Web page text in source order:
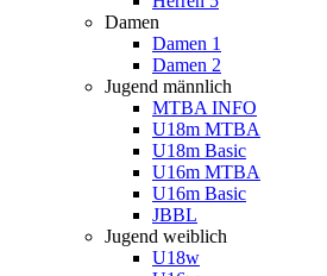
Damen
Damen 1
Damen 2
Jugend männlich
MTBA INFO
U18m MTBA
U18m Basic
U16m MTBA
U16m Basic
JBBL
Jugend weiblich
U18w